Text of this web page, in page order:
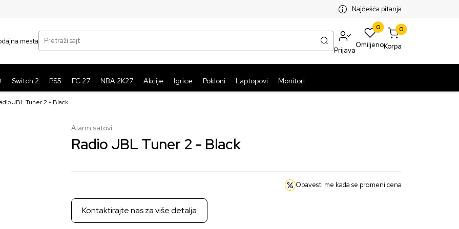
BESPLATNA ISPORUKA PAKETA PREKO 5999 RSDNajčešća pitanja
mesta
Pretraži sajt
Prijava
0
Omiljeno
0
Korpa
Switch 2 PS5 FC 27 NBA 2K27 Akcije Igrice Pokloni Laptopovi Monitori
JBL Tuner 2 - Black
Alarm satovi
Radio JBL Tuner 2 - Black
Obavesti me kada se promeni cena
Kontaktirajte nas za više detalja